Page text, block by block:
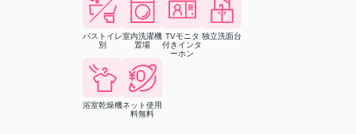
バストイレ
別
室内洗濯機
置場
TVモニタ
付きインタ
ーホン
独立洗面台
浴室乾燥機ネット使用
料無料